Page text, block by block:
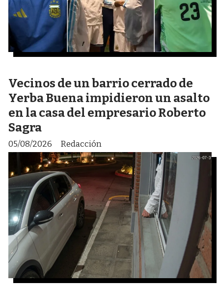
Vecinos de un barrio cerrado de
Yerba Buena impidieron un asalto
en la casa del empresario Roberto
Sagra
Redacción
05/08/2026